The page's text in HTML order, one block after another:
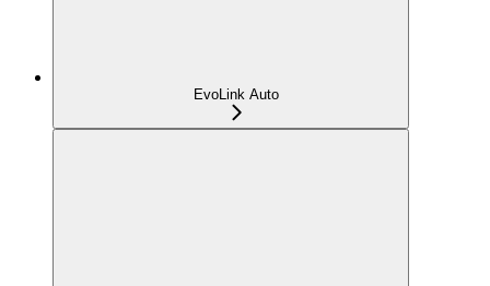
EvoLink Auto